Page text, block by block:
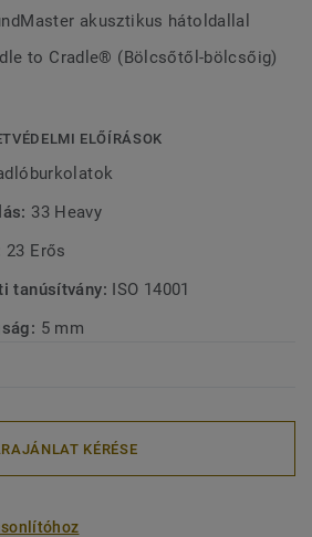
akusztikus hátoldallal
to Cradle® (Bölcsőtől-bölcsőig)
ELŐÍRÁSOK
33 Heavy
23 Erős
tanúsítvány: ISO 14001
5 mm
KÉRÉSE